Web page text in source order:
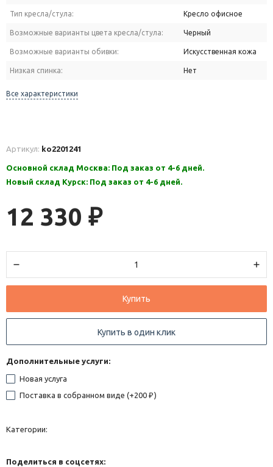
Тип кресла/стула: Кресло офисное
Возможные варианты цвета кресла/стула: Черный
Возможные варианты обивки: Искусственная кожа
Низкая спинка: Нет
Все характеристики
Артикул: ko2201241
Основной склад Москва: Под заказ от 4-6 дней.
Новый склад Курск: Под заказ от 4-6 дней.
12 330 ₽
Купить
Купить в один клик
Дополнительные услуги:
Новая услуга
Поставка в собранном виде (+200 ₽ )
Категории:
Поделиться в соцсетях: